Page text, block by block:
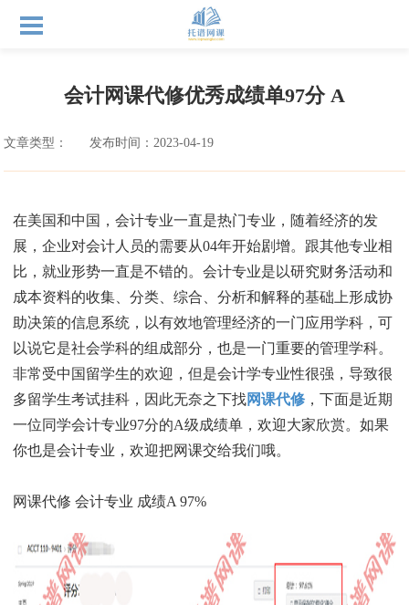
会计网课代修优秀成绩单97分 A
文章类型： 发布时间：2023-04-19
在美国和中国，会计专业一直是热门专业，随着经济的发
展，企业对会计人员的需要从04年开始剧增。跟其他专业相
比，就业形势一直是不错的。会计专业是以研究财务活动和
成本资料的收集、分类、综合、分析和解释的基础上形成协
助决策的信息系统，以有效地管理经济的一门应用学科，可
以说它是社会学科的组成部分，也是一门重要的管理学科。
非常受中国留学生的欢迎，但是会计学专业性很强，导致很
多留学生考试挂科，因此无奈之下找网课代修 ，下面是近期
一位同学会计专业97分的A级成绩单，欢迎大家欣赏。如果
你也是会计专业，欢迎把网课交给我们哦。
网课代修 会计专业 成绩A 97%